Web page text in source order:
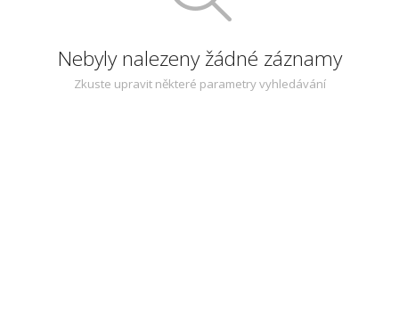
Nebyly nalezeny žádné záznamy
Zkuste upravit některé parametry vyhledávání